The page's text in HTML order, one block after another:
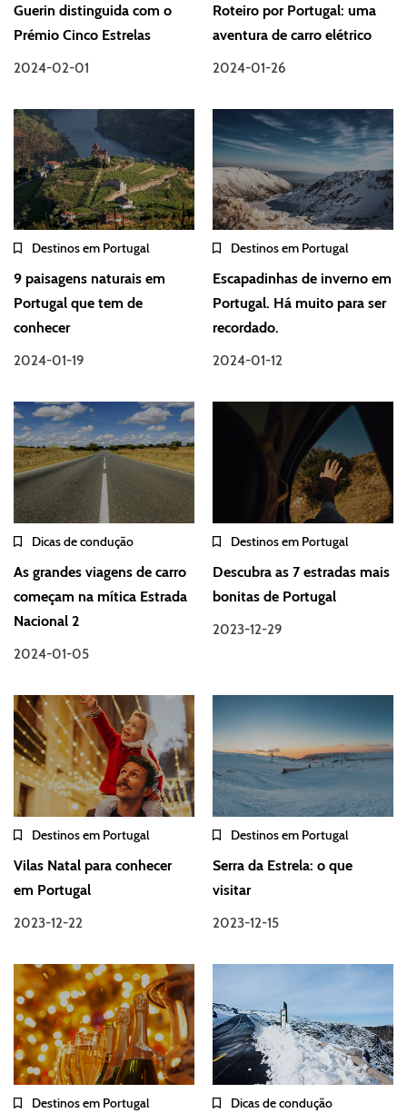
Guerin distinguida com o
Prémio Cinco Estrelas
2024-02-01
Roteiro por Portugal: uma
aventura de carro elétrico
2024-01-26
Destinos em Portugal
9 paisagens naturais em
Portugal que tem de
conhecer
2024-01-19
Destinos em Portugal
Escapadinhas de inverno em
Portugal. Há muito para ser
recordado.
2024-01-12
Dicas de condução
As grandes viagens de carro
começam na mítica Estrada
Nacional 2
2024-01-05
Destinos em Portugal
Descubra as 7 estradas mais
bonitas de Portugal
2023-12-29
Destinos em Portugal
Vilas Natal para conhecer
em Portugal
2023-12-22
Destinos em Portugal
Serra da Estrela: o que
visitar
2023-12-15
Destinos em Portugal Dicas de condução